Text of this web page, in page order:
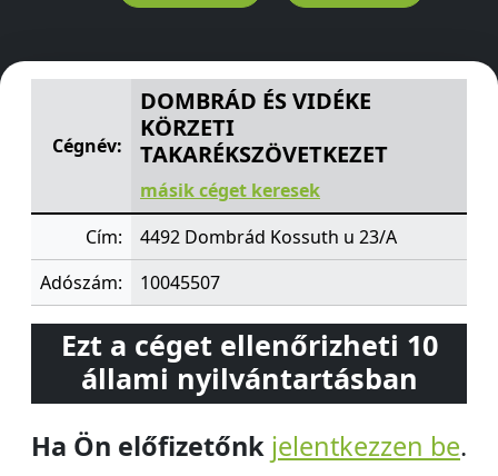
DOMBRÁD ÉS VIDÉKE KÖRZETI TAKARÉKSZÖVETKEZET
Cégnév:
DOMBRÁD ÉS VIDÉKE
KÖRZETI
TAKARÉKSZÖVETKEZET
másik céget keresek
Cím:
4492 Dombrád Kossuth u 23/A
Adószám:
10045507
Ezt a céget ellenőrizheti 10
állami nyilvántartásban
Ha Ön előfizetőnk jelentkezzen be.